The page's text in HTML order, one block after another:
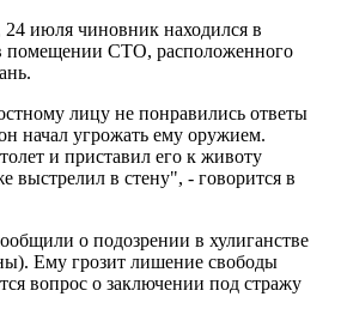
июля чиновник находился в
помещении СТО, расположенного
лицу не понравились ответы
начал угрожать ему оружием.
и приставил его к животу
выстрелил в стену", - говорится в
о подозрении в хулиганстве
Ему грозит лишение свободы
вопрос о заключении под стражу